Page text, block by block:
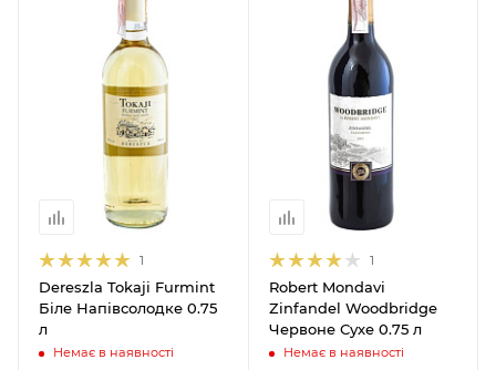
1
Dereszla Tokaji Furmint
Біле Напівсолодке 0.75
л
Немає в наявності
1
Robert Mondavi
Zinfandel Woodbridge
Червоне Сухе 0.75 л
Немає в наявності